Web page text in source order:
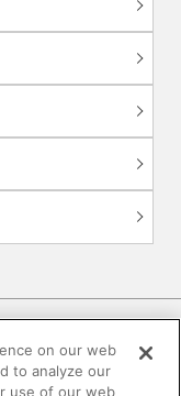
について
on our web
to analyze our
use of our web